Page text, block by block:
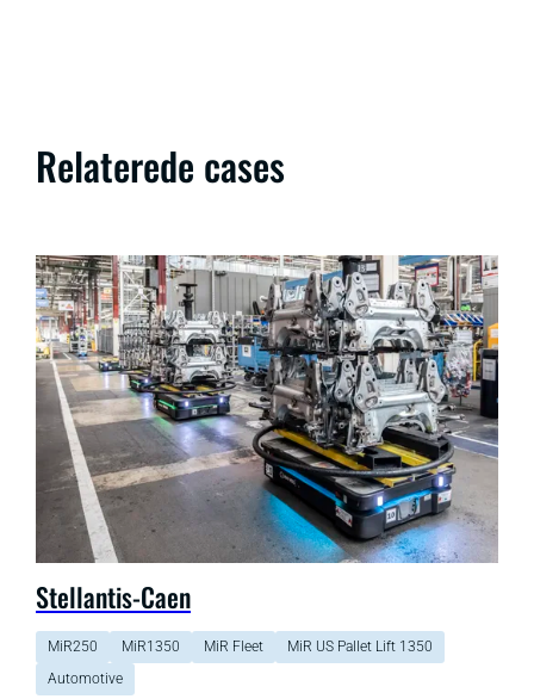
Relaterede cases
Stellantis-Caen
MiR250 MiR1350 MiR Fleet
MiR US Pallet Lift 1350
Automotive